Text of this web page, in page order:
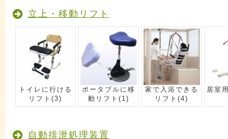
立上・移動リフト
トイレに行ける
リフト(3)
ポータブルに移
動リフト (1)
家で入浴できる
リフト(4)
居室
自動排泄処理装置